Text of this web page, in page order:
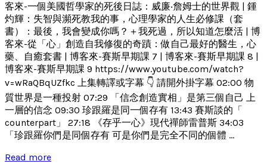
客來-一個美國哲學家的死後日誌：威廉‧詹姆士的世界觀 | 鍾
灼輝：失智與瀕死教我的事，心理學家的人生必修課（套
書）：最後，我會變成你嗎？＋我死過，所以知道怎麼活 | 博
客來-從「心」創造自我修復的奇蹟：做自己最好的醫生，心
藥、自癒套書 | 博客來-賽斯早期課 7 | 博客來-賽斯早期課 8 |
博客來-賽斯早期課 9 https://www.youtube.com/watch?
v=wRaQBqUZfkc 上集轉譯或字幕 👇 請開外掛字幕 02:00 物
質世界是一種投射 07:29 「信念創造實相」是第三個自己 上
一層的信念 09:30 珍跟羅是同一個存有 13:43 賽斯談的「
counterpart」 27:18 《存乎一心》現代禪師雷普斯 34:03
「珍跟羅你們是同個存有 可是你們是完全不同的個體 ...
Read more